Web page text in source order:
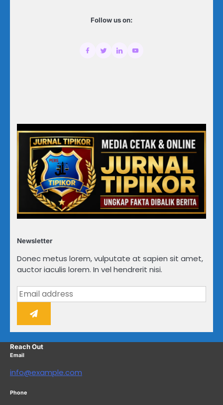
Follow us on:
Newsletter
Donec metus lorem, vulputate at sapien sit amet,
auctor iaculis lorem. In vel hendrerit nisi.
Reach Out
Email
info@example.com
Phone